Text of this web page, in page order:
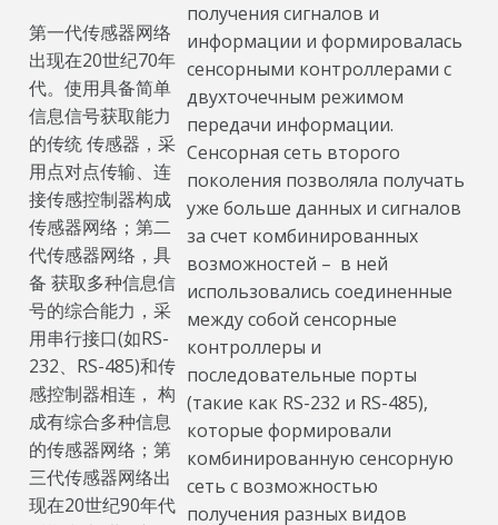
第一代传感器网络
出现在20世纪70年
代。使用具备简单
信息信号获取能力
的传统 传感器，采
用点对点传输、连
接传感控制器构成
传感器网络；第二
代传感器网络，具
备 获取多种信息信
号的综合能力，采
用串行接口(如RS-
232、RS-485)和传
感控制器相连， 构
成有综合多种信息
的传感器网络；第
三代传感器网络出
现在20世纪90年代
получения сигналов и
информации и формировалась
сенсорными контроллерами с
двухточечным режимом
передачи информации.
Сенсорная сеть второго
поколения позволяла получать
уже больше данных и сигналов
за счет комбинированных
возможностей – в ней
использовались соединенные
между собой сенсорные
контроллеры и
последовательные порты
(такие как RS-232 и RS-485),
которые формировали
комбинированную сенсорную
сеть с возможностью
получения разных видов